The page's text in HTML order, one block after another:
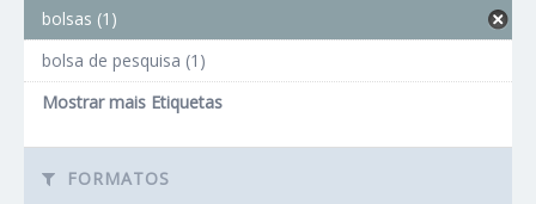
bolsas (1)
bolsa de pesquisa (1)
Mostrar mais Etiquetas
FORMATOS